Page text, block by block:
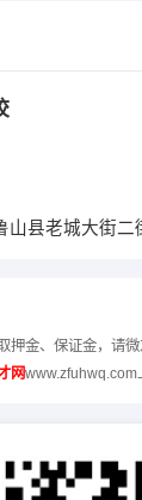
山县老城大街二
金、保证金，请微
网www.zfuhwq.com